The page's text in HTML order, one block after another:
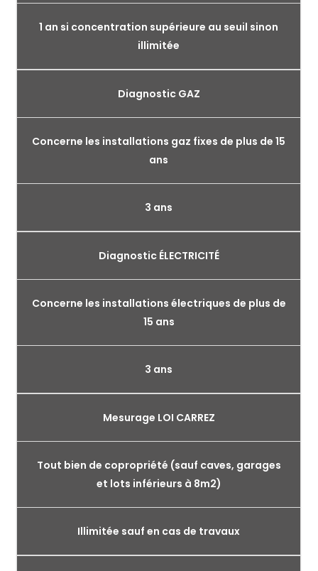
1 an si concentration supérieure au seuil sinon
illimitée
Diagnostic GAZ
Concerne les installations gaz fixes de plus de 15
ans
3 ans
Diagnostic ÉLECTRICITÉ
Concerne les installations électriques de plus de
15 ans
3 ans
Mesurage LOI CARREZ
Tout bien de copropriété (sauf caves, garages
et lots inférieurs à 8m2)
Illimitée sauf en cas de travaux